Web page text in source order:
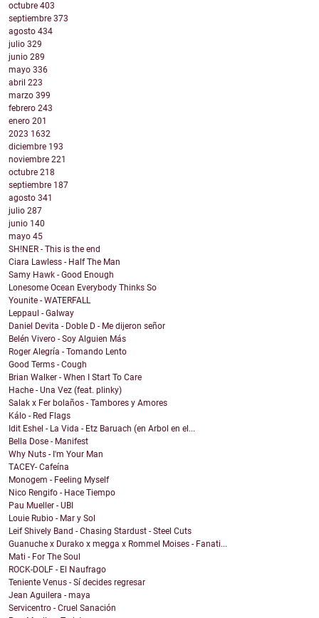
octubre 403
septiembre 373
agosto 434
julio 329
junio 289
mayo 336
abril 223
marzo 399
febrero 243
enero 201
2023 1632
diciembre 193
noviembre 221
octubre 218
septiembre 187
agosto 341
julio 287
junio 140
mayo 45
SH!NER - This is the end
Ciara Lawless - Half The Man
Samy Hawk - Good Enough
Lonesome Ocean Everybody Thinks So
Younite - WATERFALL
Leppaul - Galway
Daniel Devita - Doble D - Me dijeron señor
Belén Vivero - Soy Alguien Más
Roger Alegría - Tomando Lento
Good Terms - Cough
Brian Walker - When I Start To Care
Hache - Una Vez (feat. plinky)
Salak x Fer bolaños - Tambores y Amores
Kálo - Red Flags
Idit Eshel - La Vida - Etz Baruach (en Arbol en el...
Bella Dose - Manifest
Why Nuts - I'm Your Man
TACEY- Cafeína
Monogem - Feeling Myself
Nico Rengifo - Hace Tiempo
Pau Mueller - UBI
Louie Rubio - Mar y Sol
Leif Shively Band - Chasing Stardust - Steel Cuts
Guanuche x Durako x megga x Rommel Moises - Fanati...
Mati - For The Soul
ROCK-DOLF - El Naufrago
Teniente Venus - Sí decides regresar
Jean Aguilera - maya
Servicentro - Cruel Sanación